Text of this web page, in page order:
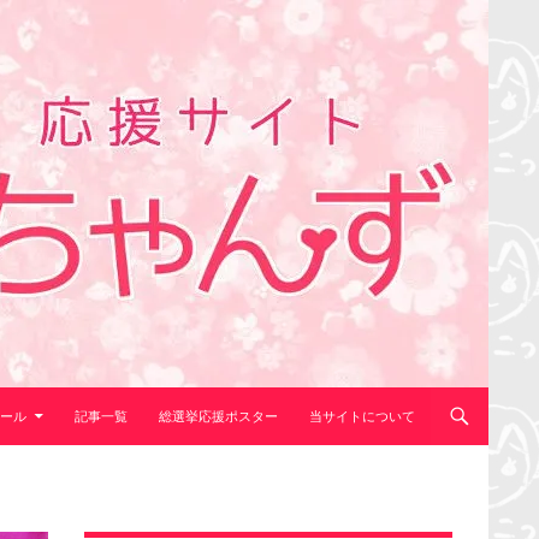
ル 記事一覧 総選挙応援ポスター 当サイトについて